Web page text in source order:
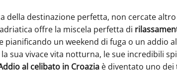
della destinazione perfetta, non cercate
offre la miscela perfetta di
pianificando un weekend di fuga o un addio
sua vivace vita notturna, le sue incredibili
al celibato in Croaziaè diventato uno dei